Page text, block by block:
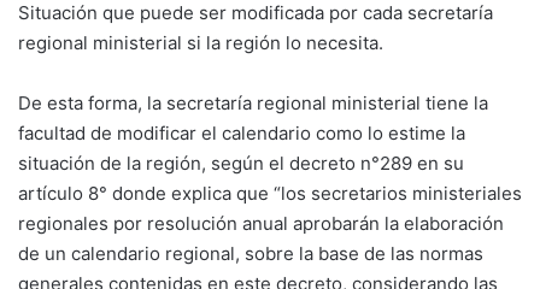
Situación que puede ser modificada por cada secretaría
regional ministerial si la región lo necesita.
De esta forma, la secretaría regional ministerial tiene la
facultad de modificar el calendario como lo estime la
situación de la región, según el decreto n°289 en su
artículo 8° donde explica que “los secretarios ministeriales
regionales por resolución anual aprobarán la elaboración
de un calendario regional, sobre la base de las normas
generales contenidas en este decreto, considerando las